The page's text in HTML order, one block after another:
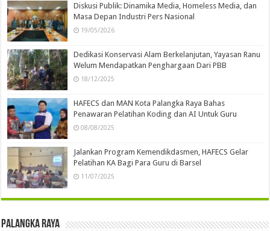
Diskusi Publik: Dinamika Media, Homeless Media, dan
Masa Depan Industri Pers Nasional
19/05/2026
Dedikasi Konservasi Alam Berkelanjutan, Yayasan Ranu
Welum Mendapatkan Penghargaan Dari PBB
18/12/2025
HAFECS dan MAN Kota Palangka Raya Bahas
Penawaran Pelatihan Koding dan AI Untuk Guru
08/08/2025
Jalankan Program Kemendikdasmen, HAFECS Gelar
Pelatihan KA Bagi Para Guru di Barsel
11/07/2025
Palangka Raya